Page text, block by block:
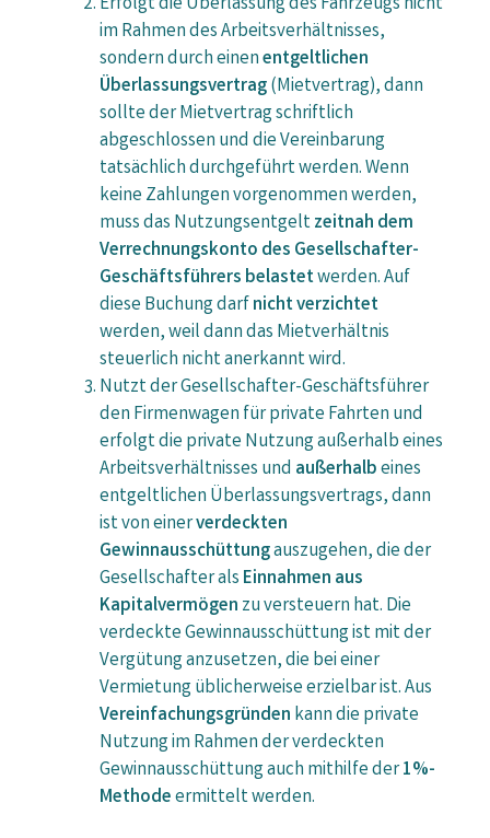
im Rahmen des Arbeitsverhältnisses,
sondern durch einenentgeltlichen
Überlassungsvertrag(Mietvertrag), dann
sollte der Mietvertrag schriftlich
abgeschlossen und die Vereinbarung
tatsächlich durchgeführt werden. Wenn
keine Zahlungen vorgenommen werden,
muss das Nutzungsentgeltzeitnah dem
Verrechnungskonto des Gesellschafter-
Geschäftsführers belastetwerden. Auf
diese Buchung darfnicht verzichtet
werden, weil dann das Mietverhältnis
steuerlich nicht anerkannt wird.
Nutzt der Gesellschafter-Geschäftsführer
den Firmenwagen für private Fahrten und
erfolgt die private Nutzung außerhalb eines
Arbeitsverhältnisses und außerhalbeines
entgeltlichen Überlassungsvertrags, dann
ist von einerverdeckten
Gewinnausschüttungauszugehen, die der
Gesellschafter als Einnahmen aus
Kapitalvermögen zu versteuern hat. Die
verdeckte Gewinnausschüttung ist mit der
Vergütung anzusetzen, die bei einer
Vermietung üblicherweise erzielbar ist. Aus
Vereinfachungsgründen kann die private
Nutzung im Rahmen der verdeckten
Gewinnausschüttung auch mithilfe der1%-
Methodeermittelt werden.